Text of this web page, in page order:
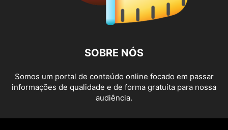
SOBRE NÓS
Somos um portal de conteúdo online focado em passar
informações de qualidade e de forma gratuita para nossa
audiência.